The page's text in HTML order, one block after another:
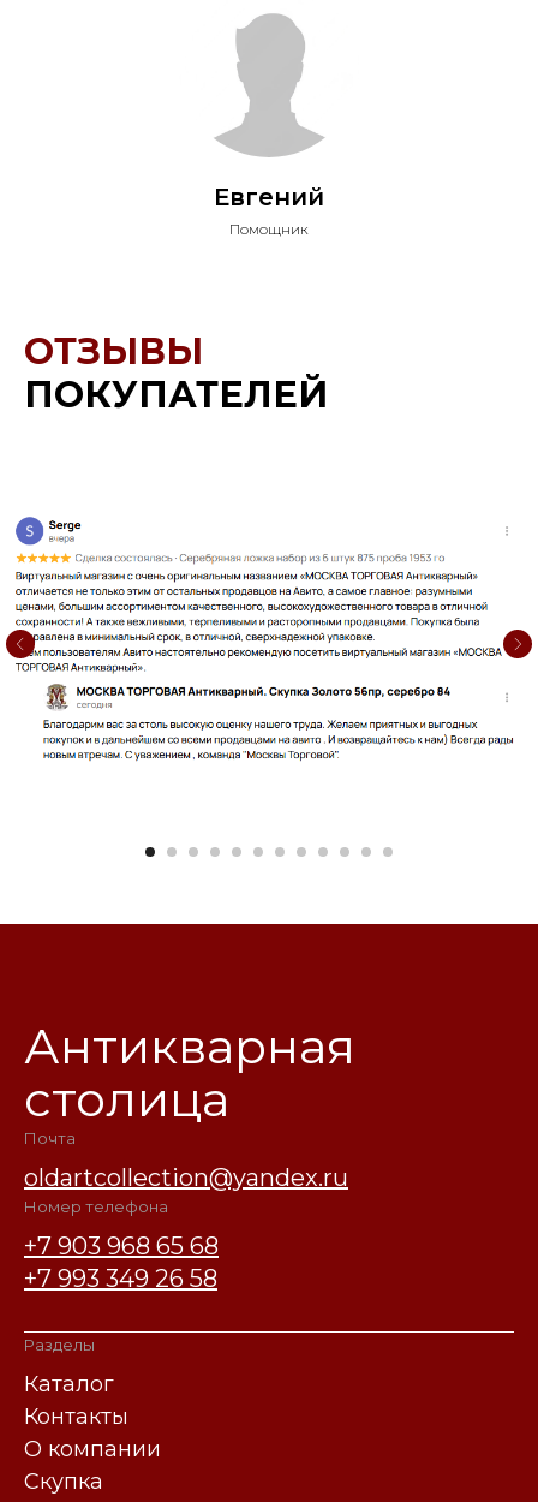
Евгений
Помощник
ОТЗЫВЫ
ПОКУПАТЕЛЕЙ
Антикварная
столица
Почта
oldartcollection@yandex.ru
Номер телефона
+7 903 968 65 68
+7 993 349 26 58
Разделы
Каталог
Контакты
О компании
Скупка